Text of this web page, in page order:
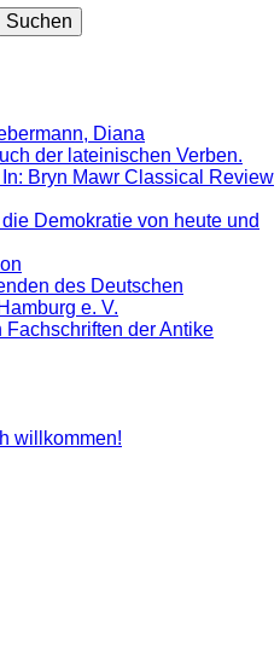
Diana
der lateinischen Verben.
Bryn Mawr Classical Review
Demokratie von heute und
des Deutschen
e. V.
der Antike
willkommen!